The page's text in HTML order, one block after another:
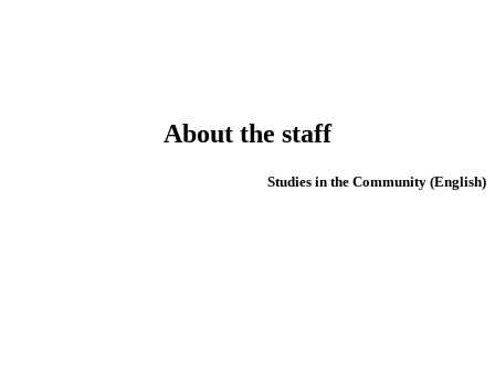
About the staff
(English) Studies in the Community